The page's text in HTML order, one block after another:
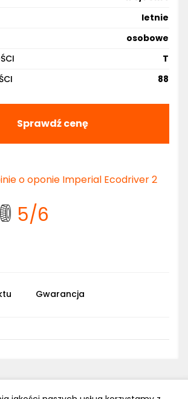
letnie
osobowe
T
88
Sprawdź cenę
o oponie Imperial Ecodriver 2
5/6
Gwarancja